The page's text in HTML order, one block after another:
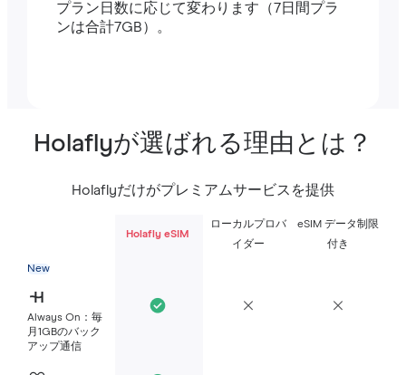
プラン日数に応じて変わります（7日間プラ
ンは合計7GB）。
Holaflyが選ばれる理由とは？
Holaflyだけがプレミアムサービスを提供
Holafly eSIM
ローカルプロバ
イダー
eSIM データ制限
付き
New
Always On：毎
月1GBのバック
アップ通信